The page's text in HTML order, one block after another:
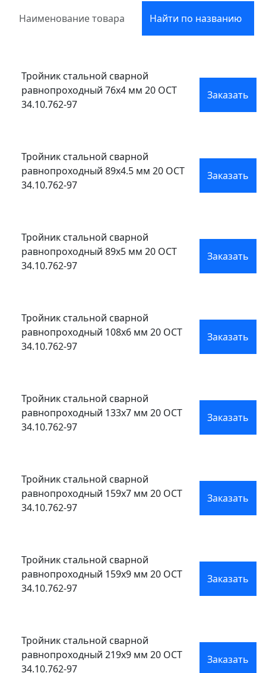
Найти по названию
Тройник стальной сварной
равнопроходный 76x4 мм 20 ОСТ
34.10.762-97
Заказать
Тройник стальной сварной
равнопроходный 89x4.5 мм 20 ОСТ
34.10.762-97
Заказать
Тройник стальной сварной
равнопроходный 89x5 мм 20 ОСТ
34.10.762-97
Заказать
Тройник стальной сварной
равнопроходный 108x6 мм 20 ОСТ
34.10.762-97
Заказать
Тройник стальной сварной
равнопроходный 133x7 мм 20 ОСТ
34.10.762-97
Заказать
Тройник стальной сварной
равнопроходный 159x7 мм 20 ОСТ
34.10.762-97
Заказать
Тройник стальной сварной
равнопроходный 159x9 мм 20 ОСТ
34.10.762-97
Заказать
Тройник стальной сварной
равнопроходный 219x9 мм 20 ОСТ
34.10.762-97
Заказать